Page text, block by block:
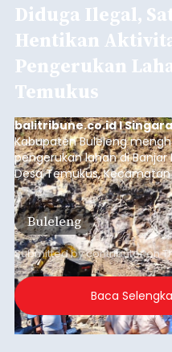
Diduga Ilegal,
Hentikan
Pengerukan
Temukus
balitribune.co.id I
Kabupaten Buleleng
pengerukan lahan di Banjar
Desa Temukus,
ditemukan indikasi
material yang tidak sesuai
kawasan.
Buleleng
Submitted bycontributoron
Baca